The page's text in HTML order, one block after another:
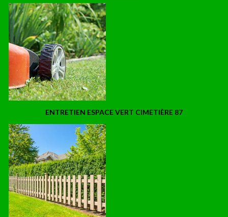
ENTRETIEN ESPACE VERT CIMETIÈRE 87